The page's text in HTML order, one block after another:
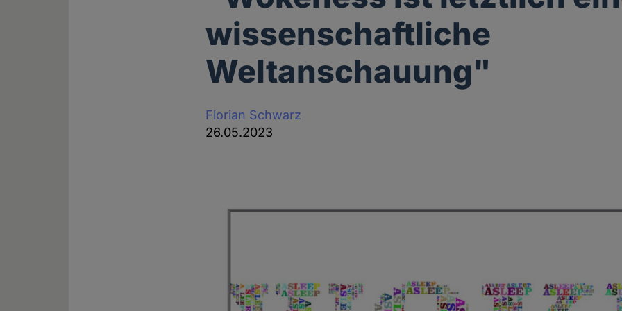
wissenschaftliche
Weltanschauung"
Florian Schwarz
26.05.2023